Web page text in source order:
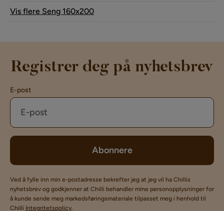
Vis flere Seng 160x200
Registrer deg på nyhetsbrev
E-post
Abonnere
Ved å fylle inn min e-postadresse bekrefter jeg at jeg vil ha Chillis
nyhetsbrev og godkjenner at Chilli behandler mine personopplysninger for
å kunde sende meg markedsføringsmateriale tilpasset meg i henhold til
Chilli Integritetspolicy.